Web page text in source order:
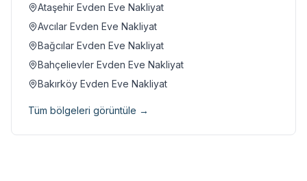
Ataşehir Evden Eve Nakliyat
Avcılar Evden Eve Nakliyat
Bağcılar Evden Eve Nakliyat
Bahçelievler Evden Eve Nakliyat
Bakırköy Evden Eve Nakliyat
Tüm bölgeleri görüntüle →